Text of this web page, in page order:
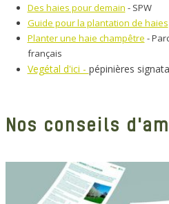
Des haies pour demain - SPW
Guide pour la plantation de haies
Planter une haie champêtre -
français
Vegétal d'ici - pépinières
Nos conseils